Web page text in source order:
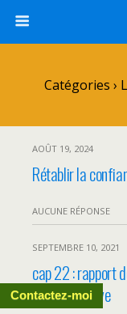
Catégories ›
AOÛT 19, 2024
Rétablir la
AUCUNE RÉPONSE
SEPTEMBRE 10, 2021
cap 22 : rapport
administrative
Contactez-moi